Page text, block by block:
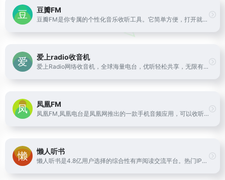
豆瓣FM
豆瓣FM是你专属的个性化音乐收听工具。它简单方便，打开就能收听。在收听过程中，你可以用“红心”、“垃圾桶”或者“跳过” 告诉豆瓣FM你的喜好。豆瓣FM将根据你的操作和反馈，从海量曲库中自动发现并播出符合你音乐口味的歌曲。
爱上radio收音机
爱上Radio网络收音机，全球海量电台，优听轻松共享，无限有声读物，每天快乐相伴。整合了国内外众多电台频道和有声读物，致力于广播行业的文化推广和精神传播。我们让乡音在异国他乡的同胞心里不再是一枚邮票，我们也会带你到遥远的国度体会别样风情。
凤凰FM
凤凰FM,凤凰电台是凤凰网推出的一款手机音频应用，可以收听凤凰卫视中文台和资讯台的多档名牌节目。
懒人听书
懒人听书是4.8亿用户选择的综合性有声阅读交流平台。热门IP入驻，知名主播云集，原创小说、经典文学、海量精品栏目共筑有声阅读生态圈，解放双眼，畅听世界